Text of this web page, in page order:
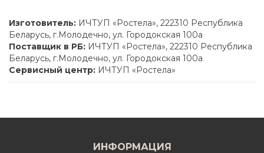
Изготовитель: ИЧТУП «Ростела», 222310 Республика
Беларусь, г.Молодечно, ул. Городокская 100а
Поставщик в РБ: ИЧТУП «Ростела», 222310 Республика
Беларусь, г.Молодечно, ул. Городокская 100а
Сервисный центр: ИЧТУП «Ростела»
ИНФОРМАЦИЯ